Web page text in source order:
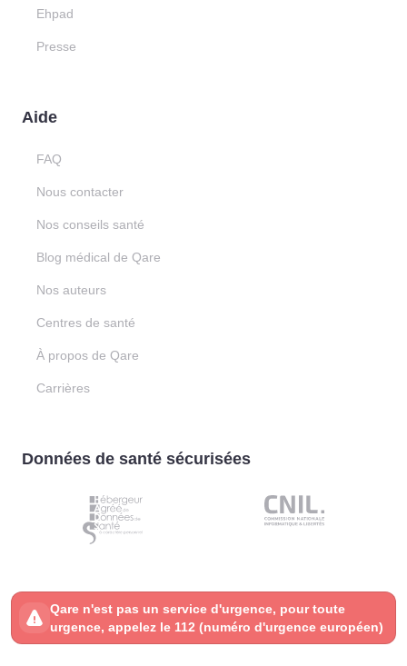
Ehpad
Presse
Aide
FAQ
Nous contacter
Nos conseils santé
Blog médical de Qare
Nos auteurs
Centres de santé
À propos de Qare
Carrières
Données de santé sécurisées
Qare n'est pas un service d'urgence, pour toute
urgence, appelez le 112 (numéro d'urgence européen)